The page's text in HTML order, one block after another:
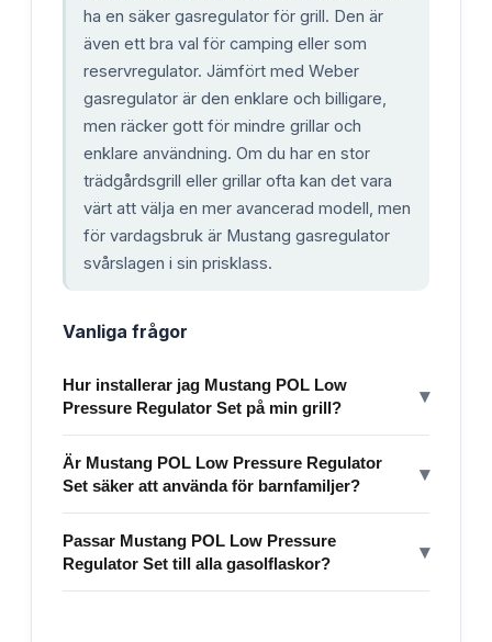
ha en säker gasregulator för grill. Den är
även ett bra val för camping eller som
reservregulator. Jämfört med Weber
gasregulator är den enklare och billigare,
men räcker gott för mindre grillar och
enklare användning. Om du har en stor
trädgårdsgrill eller grillar ofta kan det vara
värt att välja en mer avancerad modell, men
för vardagsbruk är Mustang gasregulator
svårslagen i sin prisklass.
Vanliga frågor
Hur installerar jag Mustang POL Low
Pressure Regulator Set på min grill?
▾
Är Mustang POL Low Pressure Regulator
Set säker att använda för barnfamiljer?
▾
Passar Mustang POL Low Pressure
Regulator Set till alla gasolflaskor?
▾